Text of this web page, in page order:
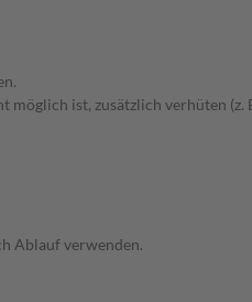
möglich ist, zusätzlich verhüten
Ablauf verwenden.